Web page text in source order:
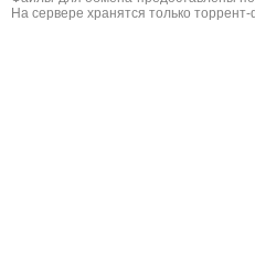
На сервере хранятся только